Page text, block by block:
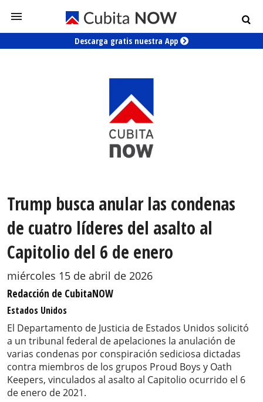
Descarga gratis nuestra App
Trump busca anular las condenas
de cuatro líderes del asalto al
Capitolio del 6 de enero
miércoles 15 de abril de 2026
Redacción de CubitaNOW
Estados Unidos
El Departamento de Justicia de Estados Unidos solicitó
a un tribunal federal de apelaciones la anulación de
varias condenas por conspiración sediciosa dictadas
contra miembros de los grupos Proud Boys y Oath
Keepers, vinculados al asalto al Capitolio ocurrido el 6
de enero de 2021.